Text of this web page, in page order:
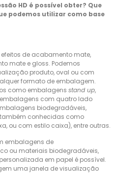
HD é possível obter? Que
podemos utilizar como base
de acabamento mate,
mate e gloss. Podemos
produto, oval ou com
formato de embalagem.
como embalagens stand up,
com quatro lado
biodegradáveis,
conhecidas como
ou com estilo caixa), entre outras.
embalagens de
ou materiais biodegradáveis,
em papel é possível.
uma janela de visualização